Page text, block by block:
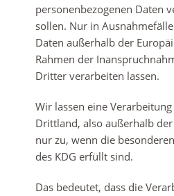
personenbezogenen Daten
sollen. Nur in
Daten außerhalb der
Rahmen der
Dritter verarbeiten lassen.
Wir lassen eine
Drittland, also außerhalb der
nur zu, wenn die
des KDG erfüllt sind.
Das bedeutet, dass die